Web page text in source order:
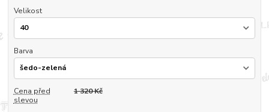
Velikost
Barva
Cena před
slevou
1 320 Kč